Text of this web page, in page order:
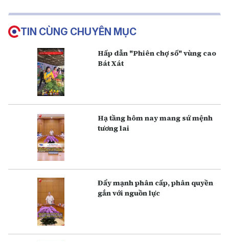
TIN CÙNG CHUYÊN MỤC
Hấp dẫn "Phiên chợ số" vùng cao
Bát Xát
Hạ tầng hôm nay mang sứ mệnh
tương lai
Đẩy mạnh phân cấp, phân quyền
gắn với nguồn lực